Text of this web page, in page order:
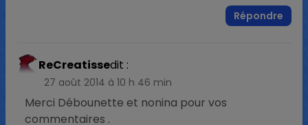
Répondre
ReCreatissedit :
27 août 2014 à 10 h 46 min
Merci Débounette et nonina pour vos
commentaires .